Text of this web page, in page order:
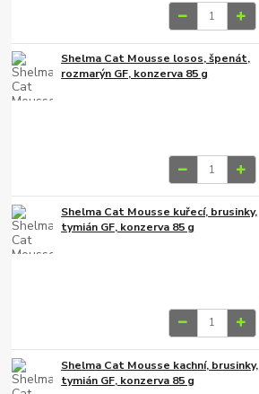
Shelma Cat Mousse losos, špenát,
rozmarýn GF, konzerva 85 g
Shelma Cat Mousse kuřecí, brusinky,
tymián GF, konzerva 85 g
Shelma Cat Mousse kachní, brusinky,
tymián GF, konzerva 85 g